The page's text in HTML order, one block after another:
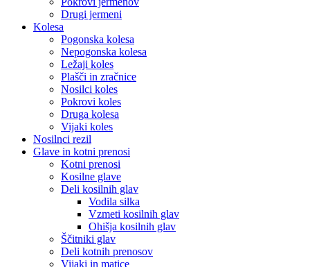
Drugi jermeni
Kolesa
Pogonska kolesa
Nepogonska kolesa
Ležaji koles
Plašči in zračnice
Nosilci koles
Pokrovi koles
Druga kolesa
Vijaki koles
Nosilnci rezil
Glave in kotni prenosi
Kotni prenosi
Kosilne glave
Deli kosilnih glav
Vodila silka
Vzmeti kosilnih glav
Ohišja kosilnih glav
Ščitniki glav
Deli kotnih prenosov
Vijaki in matice